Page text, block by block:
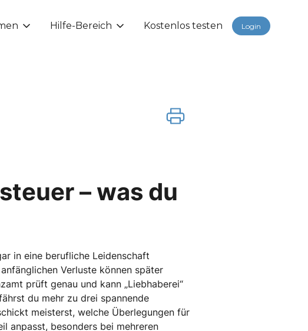
Hilfe-Bereich Kostenlos testen Login
– was du
in eine berufliche Leidenschaft
Verluste können später
prüft genau und kann „Liebhaberei“
du mehr zu drei spannende
meisterst, welche Überlegungen für
anpasst, besonders bei mehreren